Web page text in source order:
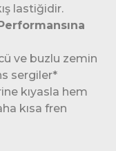
lastiğidir.
ve buzlu zemin
sergiler*
kıyasla hem
kısa fren